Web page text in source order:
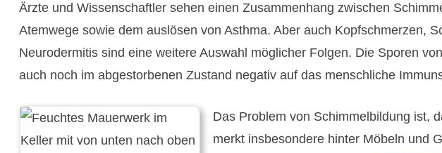
Ärzte und Wissen­schaftler sehen einen Zusammen­hang zwischen
Atem­wege sowie dem aus­lösen von Asthma. Aber auch Kopf­schmerzen,
Neuro­dermitis sind eine weitere Auswahl mög­licher Folgen. Die Sporen
auch noch im abge­stor­benen Zustand negativ auf das mensch­liche
Das Problem von Schimmel­bildung ist,
merkt insbe­sondere hinter Möbeln und